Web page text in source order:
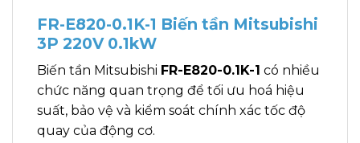
FR-E820-0.1K-1 Biến tần Mitsubishi
3P 220V 0.1kW
Biến tần Mitsubishi FR-E820-0.1K-1 có nhiều
chức năng quan trọng để tối ưu hoá hiệu
suất, bảo vệ và kiểm soát chính xác tốc độ
quay của động cơ.